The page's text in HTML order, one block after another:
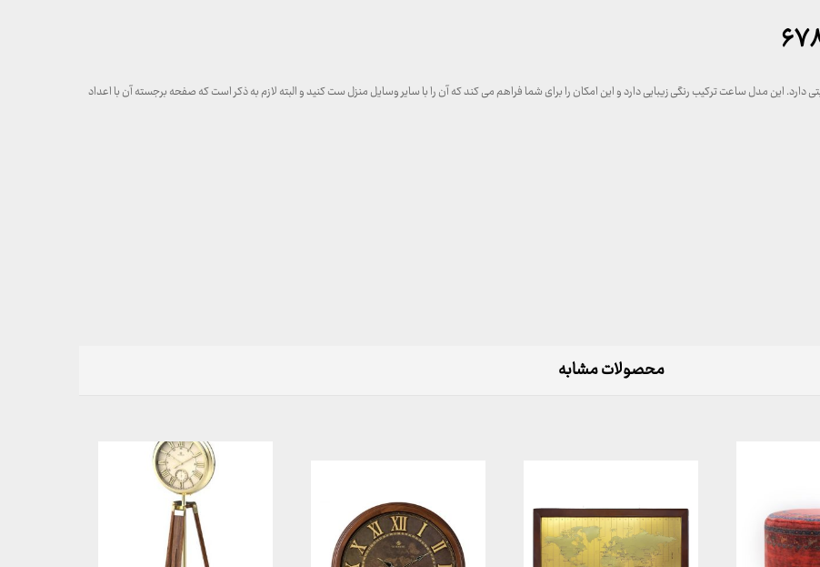
این مدل ساعت ترکیب رنگی زیبایی دارد و این امکان را برای شما فراهم می کند که آن را با سایر وسایل منزل ست کنید و البته لازم به ذکر است که صفحه برجسته آن با اعداد
محصولات مشابه